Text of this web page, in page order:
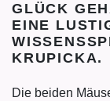
GLÜCK
EINE
KRUPICKA.
Die beiden